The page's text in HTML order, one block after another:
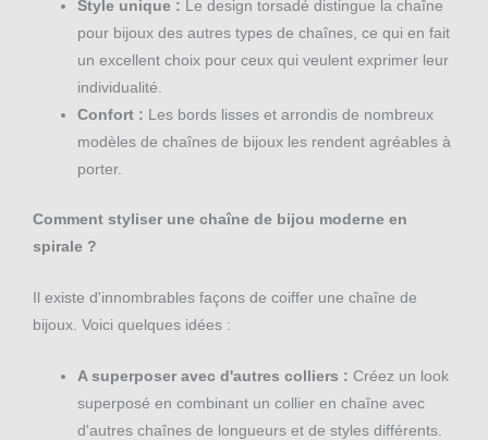
Style unique : Le design torsadé distingue la chaîne
pour bijoux des autres types de chaînes, ce qui en fait
un excellent choix pour ceux qui veulent exprimer leur
individualité.
Confort : Les bords lisses et arrondis de nombreux
modèles de chaînes de bijoux les rendent agréables à
porter.
Comment styliser une chaîne de bijou moderne en
spirale ?
Il existe d'innombrables façons de coiffer une chaîne de
bijoux. Voici quelques idées :
A superposer avec d'autres colliers : Créez un look
superposé en combinant un collier en chaîne avec
d'autres chaînes de longueurs et de styles différents.